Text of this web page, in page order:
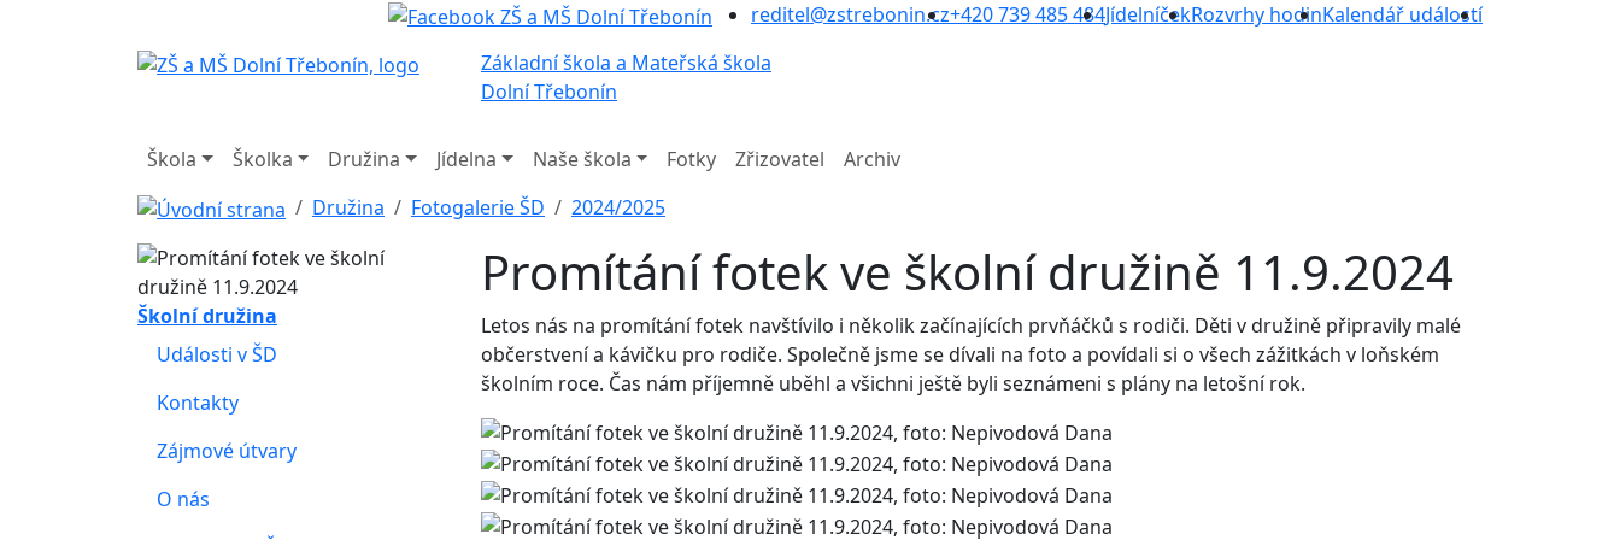
reditel@zstrebonin.cz+420 739 485 484JídelníčekRozvrhy hodinKalendář událostí
Základní škola a Mateřská škola
Dolní Třebonín
Škola Školka Družina Jídelna Naše škola Fotky Zřizovatel
Archiv
Družina
Fotogalerie ŠD 2024/2025
Promítání fotek ve školní družině 11.9.2024
Letos nás na promítání fotek navštívilo i několik začínajících prvňáčků s rodiči. Děti v družině připravily malé
občerstvení a kávičku pro rodiče. Společně jsme se dívali na foto a povídali si o všech zážitkách v loňském
školním roce. Čas nám příjemně uběhl a všichni ještě byli seznámeni s plány na letošní rok.
Školní družina
Události v ŠD
Kontakty
Zájmové útvary
O nás